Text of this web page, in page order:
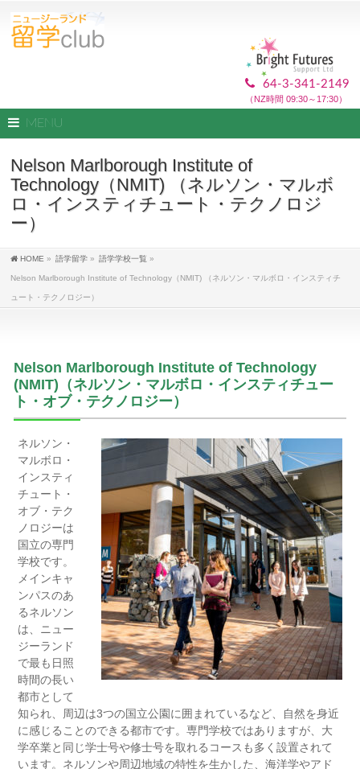
64-3-341-2149
（NZ時間 09:30～17:30）
MENU
Nelson Marlborough Institute of
Technology（NMIT) （ネルソン・マルボ
ロ・インスティチュート・テクノロジ
ー）
HOME » 語学留学 » 語学学校一覧 »
Nelson Marlborough Institute of Technology（NMIT) （ネルソン・マルボロ・インスティチ
ュート・テクノロジー）
Nelson Marlborough Institute of Technology
(NMIT)（ネルソン・マルボロ・インスティチュー
ト・オブ・テクノロジー）
ネルソン・
マルボロ・
インスティ
チュート・
オブ・テク
ノロジーは
国立の専門
学校です。
メインキャ
ンパスのあ
るネルソン
は、ニュー
ジーランド
で最も日照
時間の長い
都市として
知られ、周辺は3つの国立公園に囲まれているなど、自然を身近
に感じることのできる都市です。専門学校ではありますが、大
学卒業と同じ学士号や修士号を取れるコースも多く設置されて
います。ネルソンや周辺地域の特性を生かした、海洋学やアド